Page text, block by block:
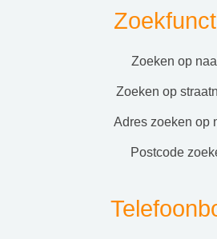
zoeken op
zoeken op
adres zoeken op
postcode